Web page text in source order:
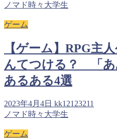
ノマド時々大学生
ゲーム
【ゲーム】RPG主
んてつける？ 「
あるある4選
2023年4月4日 kk12123211
ノマド時々大学生
ゲーム